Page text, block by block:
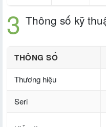
Thông số kỹ
THÔNG SỐ
Thương hiệu
Seri